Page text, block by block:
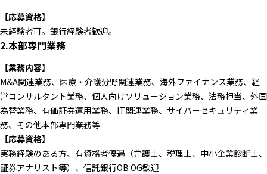
【応募資格】
未経験者可。銀行経験者歓迎。
2.本部専門業務
【業務内容】
M&A関連業務、医療・介護分野関連業務、海外ファイナンス業務、経
営コンサルタント業務、個人向けソリューション業務、法務担当、外国
為替業務、有価証券運用業務、IT関連業務、サイバーセキュリティ業
務、その他本部専門業務等
【応募資格】
実務経験のある方、有資格者優遇（弁護士、税理士、中小企業診断士、
証券アナリスト等）、信託銀行OB OG歓迎